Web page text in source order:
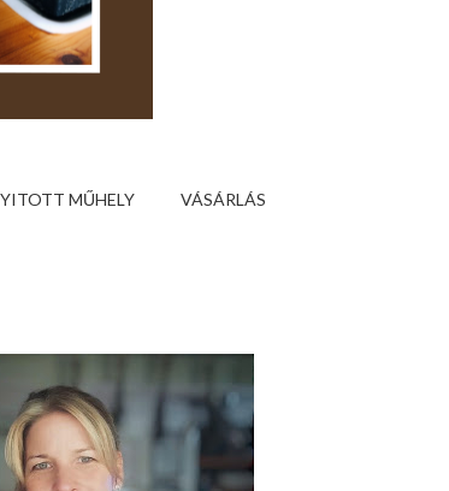
MŰHELY VÁSÁRLÁS